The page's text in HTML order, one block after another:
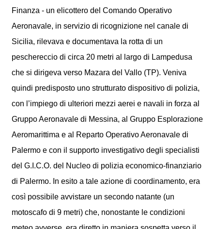
Finanza - un elicottero del Comando Operativo
Aeronavale, in servizio di ricognizione nel canale di
Sicilia, rilevava e documentava la rotta di un
peschereccio di circa 20 metri al largo di Lampedusa
che si dirigeva verso Mazara del Vallo (TP). Veniva
quindi predisposto uno strutturato dispositivo di polizia,
con l’impiego di ulteriori mezzi aerei e navali in forza al
Gruppo Aeronavale di Messina, al Gruppo Esplorazione
Aeromarittima e al Reparto Operativo Aeronavale di
Palermo e con il supporto investigativo degli specialisti
del G.I.C.O. del Nucleo di polizia economico-finanziario
di Palermo. In esito a tale azione di coordinamento, era
così possibile avvistare un secondo natante (un
motoscafo di 9 metri) che, nonostante le condizioni